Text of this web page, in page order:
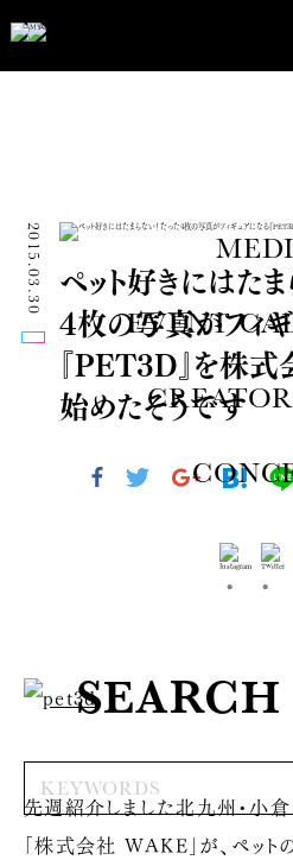
EVENT
SEARCH
ペット好きにはた
4枚の写真がフィ
『PET3D』を株
始めたそうです
2015.03.30
先週紹介しました北九州・小
「株式会社 WAKE」が、ペット